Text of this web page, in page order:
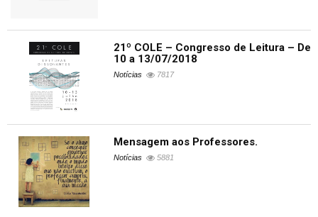
21º COLE – Congresso de Leitura – De
10 a 13/07/2018
Notícias 7817
Mensagem aos Professores.
Notícias 5881